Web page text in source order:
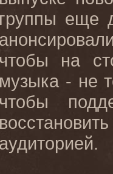
группы еще
чтобы на
музыка - не
чтобы
аудиторией.